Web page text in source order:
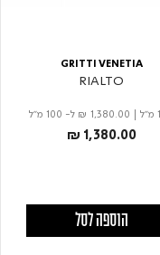
GRITTI VENETIA
RIALTO
₪ 1,380.00 ל- 100 מ"ל
₪ 1,380.00
הוספה לסל